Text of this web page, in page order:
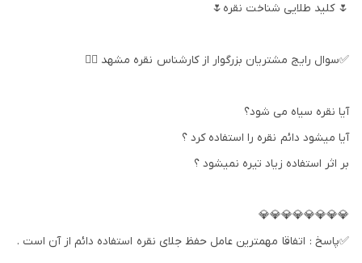
🌷 کلید طلایی شناخت نقره🌷
✅سوال رایج مشتریان بزرگوار از کارشناس نقره مشهد 👇🏻
آیا نقره سیاه می شود؟
آیا میشود دائم نقره را استفاده کرد ؟
بر اثر استفاده زیاد تیره نمیشود ؟
💎💎💎💎💎💎💎💎
✅پاسخ : اتفاقا مهمترین عامل حفظ جلای نقره استفاده دائم از آن است .